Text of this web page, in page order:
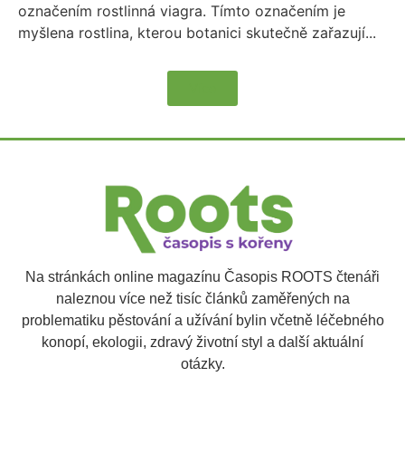
označením rostlinná viagra. Tímto označením je
myšlena rostlina, kterou botanici skutečně zařazují...
Na stránkách online magazínu Časopis ROOTS čtenáři
naleznou více než tisíc článků zaměřených na
problematiku pěstování a užívání bylin včetně léčebného
konopí, ekologii, zdravý životní styl a další aktuální
otázky.